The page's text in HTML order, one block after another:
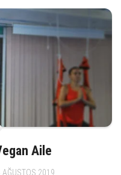
Aile
AĞUSTOS 2019